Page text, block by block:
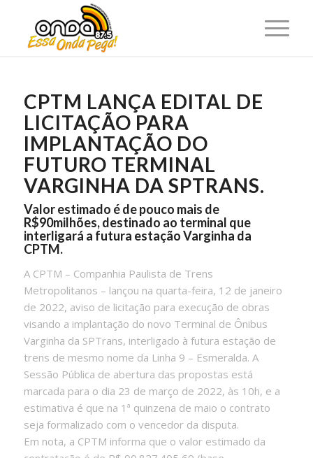
CPTM LANÇA EDITAL DE
LICITAÇÃO PARA
IMPLANTAÇÃO DO
FUTURO TERMINAL
VARGINHA DA SPTRANS.
Valor estimado é de pouco mais de
R$90milhões, destinado ao terminal que
interligará a futura estação Varginha da
CPTM.
A CPTM – Companhia Paulista de Trens
Metropolitanos – lançou na quarta-feira, 12 de janeiro
de 2022, aviso de licitação para execução de obras
visando a implantação do novo Terminal de Ônibus
Varginha da SPTrans, interligado à futura estação de
trens de mesmo nome da Linha 9 – Esmeralda. A
Sessão Pública de abertura das propostas está
marcada para o dia 23 de março de 2022, às 10h, e a
estimativa é que na 1ª quinzena de maio o contrato
seja formalizado com o vencedor da disputa.
Em nota, a CPTM informa que o valor estimado da